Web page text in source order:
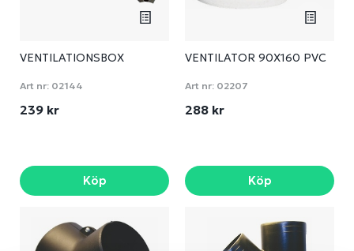
VENTILATIONSBOX
Art nr: 02144
239 kr
Köp
VENTILATOR 90X160 PVC
Art nr: 02207
288 kr
Köp